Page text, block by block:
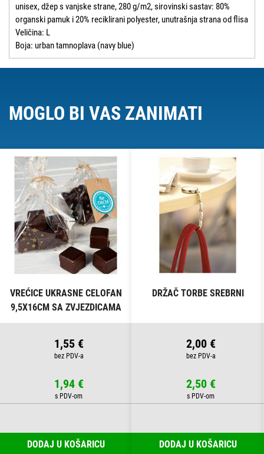
unisex, džep s vanjske strane, 280 g/m2, sirovinski sastav: 80%
organski pamuk i 20% reciklirani polyester, unutrašnja strana od flisa
Veličina: L
Boja: urban tamnoplava (navy blue)
MOGLO BI VAS ZANIMATI
VREĆICE UKRASNE CELOFAN
9,5X16CM SA ZVJEZDICAMA
PK10 HEYDA 20-30892 50
1,55 €
1,94 €
DODAJ U KOŠARICU
DRŽAČ TORBE SREBRNI
2,00 €
2,50 €
DODAJ U KOŠARICU